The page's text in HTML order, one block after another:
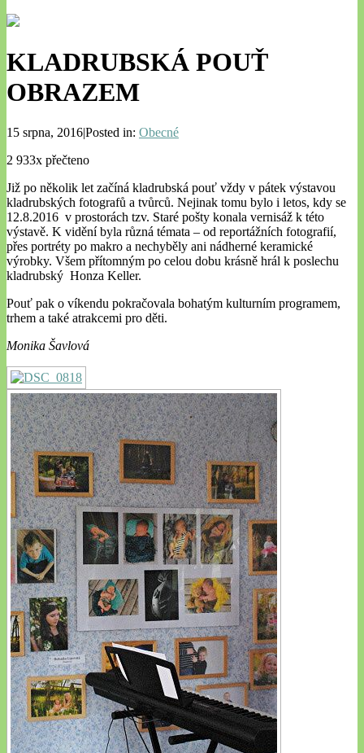
KLADRUBSKÁ POUŤ
OBRAZEM
15 srpna, 2016|Posted in: Obecné
2 933x přečteno
Již po několik let začíná kladrubská pouť vždy v pátek výstavou
kladrubských fotografů a tvůrců. Nejinak tomu bylo i letos, kdy se
12.8.2016 v prostorách tzv. Staré pošty konala vernisáž k této
výstavě. K vidění byla různá témata – od reportážních fotografií,
přes portréty po makro a nechyběly ani nádherné keramické
výrobky. Všem přítomným po celou dobu krásně hrál k poslechu
kladrubský Honza Keller.
Pouť pak o víkendu pokračovala bohatým kulturním programem,
trhem a také atrakcemi pro děti.
Monika Šavlová